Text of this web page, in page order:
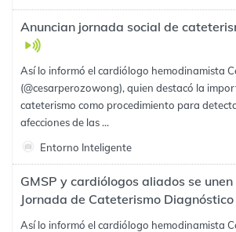
Anuncian jornada social de
Así lo informó el cardiólogo hemodinamista
(@cesarperozowong), quien destacó la
cateterismo como procedimiento para
afecciones de las ...
Entorno Inteligente
GMSP y cardiólogos aliados se
Jornada de Cateterismo Diagnóstico
Así lo informó el cardiólogo hemodinamista